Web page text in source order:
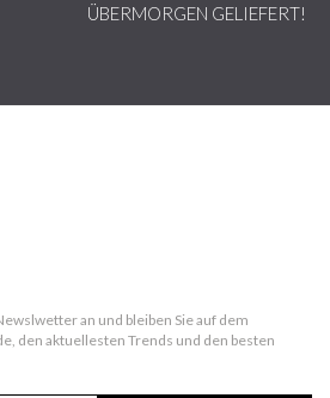
ÜBERMORGEN GELIEFERT!
an und bleiben Sie auf dem
den aktuellesten Trends und den besten